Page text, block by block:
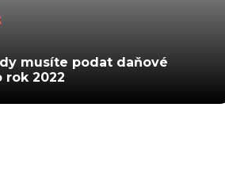
musíte podat daňové
rok 2022